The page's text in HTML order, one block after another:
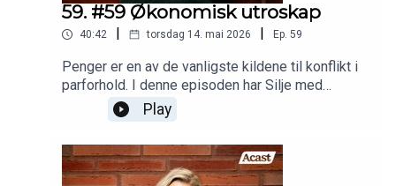
59. #59 Økonomisk utroskap
40:42 torsdag 14. mai 2026 Ep. 59
Penger er en av de vanligste kildene til konflikt i
parforhold. I denne episoden har Silje med
psykolog Gunvor Marie Dyrdal, og sammen
dykker de ned i det som virkelig ligger bak
kranglene om økonomi. For det handler sjelden
om selve pengene - det handler om pengesynet.
De gir deg konkrete verktøy for hvordan du og
Play